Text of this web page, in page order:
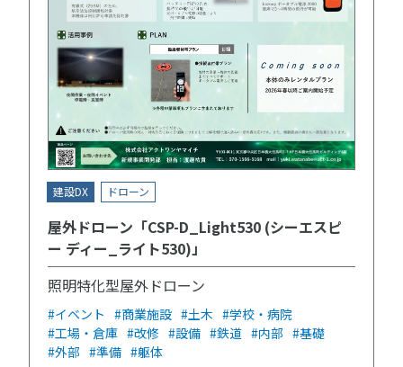
建設DX ドローン
屋外ドローン「CSP-D_Light530 (シーエスピ
ー ディー_ライト530)」
照明特化型屋外ドローン
#イベント #商業施設 #土木 #学校・病院
#工場・倉庫 #改修 #設備 #鉄道 #内部 #基礎
#外部 #準備 #躯体